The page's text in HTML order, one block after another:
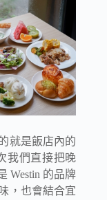
就是飯店內的
我們直接把晚
Westin 的品牌
，也會結合宜